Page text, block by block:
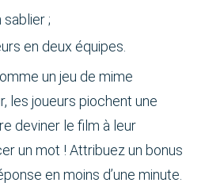
sablier ;
en deux équipes.
un jeu de mime
les joueurs piochent une
deviner le film à leur
un mot ! Attribuez un bonus
en moins d’une minute.